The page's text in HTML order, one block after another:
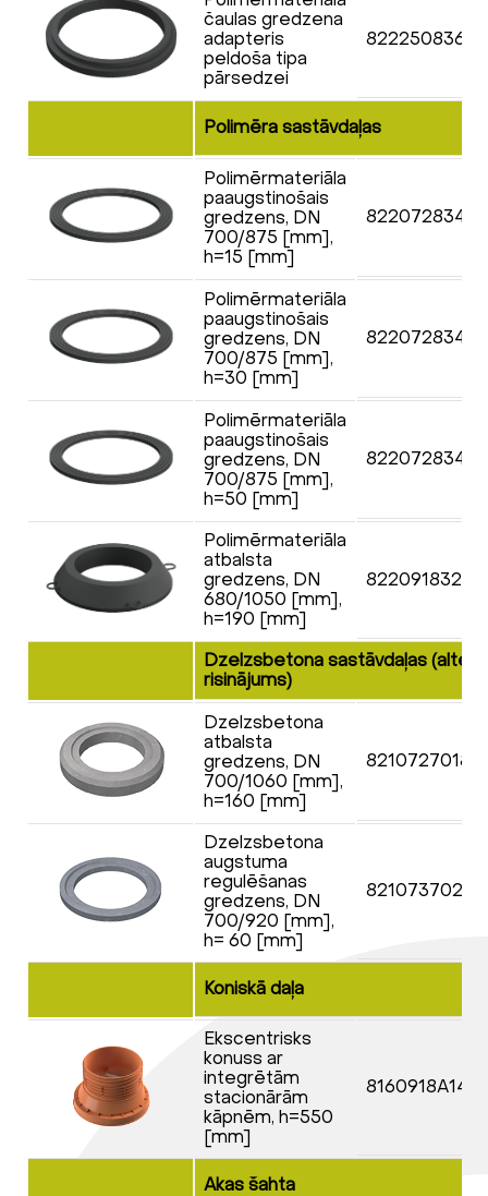
čaulas gredzena
adapteris
peldoša tipa
pārsedzei
Polimēra sastāvdaļas
Polimērmateriāla
paaugstinošais
gredzens, DN
700/875 [mm],
h=15 [mm]
Polimērmateriāla
paaugstinošais
gredzens, DN
700/875 [mm],
h=30 [mm]
Polimērmateriāla
paaugstinošais
gredzens, DN
700/875 [mm],
h=50 [mm]
Polimērmateriāla
atbalsta
gredzens, DN
680/1050 [mm],
h=190 [mm]
Dzelzsbetona sastāvdaļas
risinājums)
Dzelzsbetona
atbalsta
gredzens, DN
700/1060 [mm],
h=160 [mm]
Dzelzsbetona
augstuma
regulēšanas
gredzens, DN
700/920 [mm],
h= 60 [mm]
Koniskā daļa
Ekscentrisks
konuss ar
integrētām
stacionārām
kāpnēm, h=550
[mm]
Akas šahta